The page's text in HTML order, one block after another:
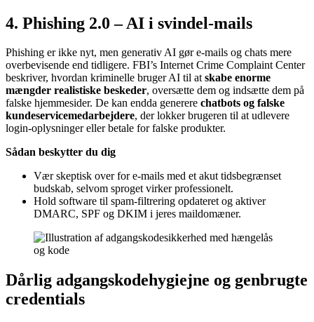
4. Phishing 2.0 – AI i svindel‑mails
Phishing er ikke nyt, men generativ AI gør e‑mails og chats mere
overbevisende end tidligere. FBI’s Internet Crime Complaint Center
beskriver, hvordan kriminelle bruger AI til atskabe enorme
mængder realistiske beskeder, oversætte dem og indsætte dem på
falske hjemmesider. De kan endda generere chatbots og falske
kundeservicemedarbejdere, der lokker brugeren til at udlevere
login‑oplysninger eller betale for falske produkter.
Sådan beskytter du dig
Vær skeptisk over for e‑mails med et akut tidsbegrænset
budskab, selvom sproget virker professionelt.
Hold software til spam‑filtrering opdateret og aktiver
DMARC, SPF og DKIM i jeres maildomæner.
Dårlig adgangskodehygiejne og genbrugte
credentials